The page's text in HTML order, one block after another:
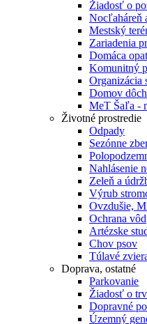
Žiadosť o
Nocľaháreň
Mestský
Zariadenia
Domáca
Komunitný
Organizácia
Domov
MeT Šaľa -
Životné prostredie
Odpady
Sezónne
Nahlásenie
Zeleň a
Výrub
Ovzdušie,
Ochrana vôd
Artézske
Chov psov
Túlavé
Doprava, ostatné
Parkovanie
Žiadosť o
Dopravné
Územný